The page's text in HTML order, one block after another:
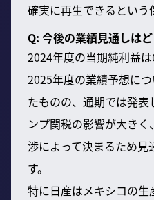
確実に再生できるという
Q: 今後の業績見通しは
2024年度の当期純利益は
2025年度の業績予想に
たものの、通期では発
ンプ関税の影響が大き
渉によって決まるため
す。
特に日産はメキシコの